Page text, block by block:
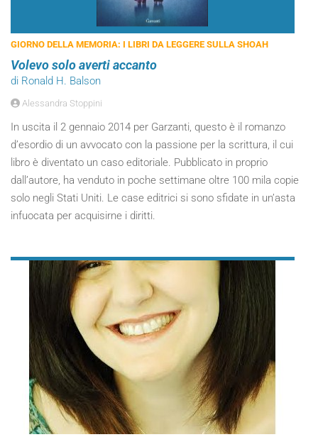
GIORNO DELLA MEMORIA: I LIBRI DA LEGGERE SULLA SHOAH
Volevo solo averti accanto
di Ronald H. Balson
Alessandra Stoppini
In uscita il 2 gennaio 2014 per Garzanti, questo è il romanzo
d’esordio di un avvocato con la passione per la scrittura, il cui
libro è diventato un caso editoriale. Pubblicato in proprio
dall’autore, ha venduto in poche settimane oltre 100 mila copie
solo negli Stati Uniti. Le case editrici si sono sfidate in un’asta
infuocata per acquisirne i diritti.